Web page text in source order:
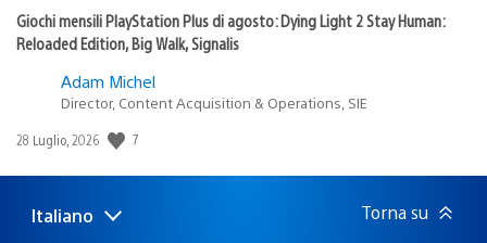
Giochi mensili PlayStation Plus di agosto: Dying Light 2 Stay Human:
Reloaded Edition, Big Walk, Signalis
Adam Michel
Director, Content Acquisition & Operations, SIE
Data
pubblicazione:
28 Luglio, 2026 7
Seleziona
Regione
Italiano Torna su